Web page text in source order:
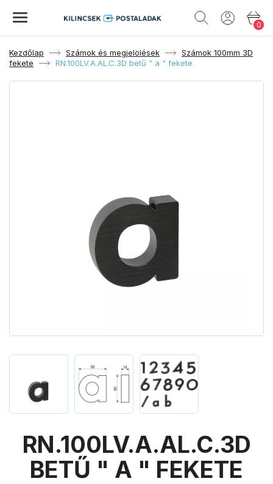
0
Kezdőlap Számok és megjelölések
Számok 100mm 3D
fekete
RN.100LV.A.AL.C.3D betű " a " fekete
RN.100LV.A.AL.C.3D
BETŰ " A " FEKETE